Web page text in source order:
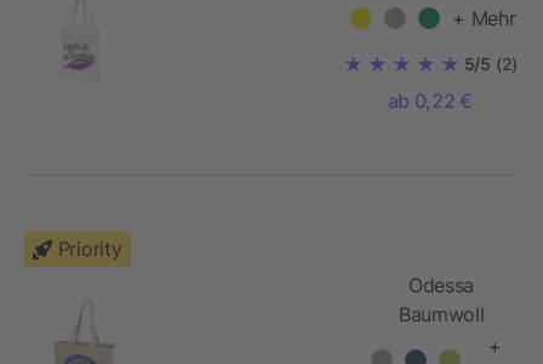
Tragetasche+ Mehr
5/5 (2)
ab 0,22 €
Priority
Odessa
Baumwoll
Tragetasche+